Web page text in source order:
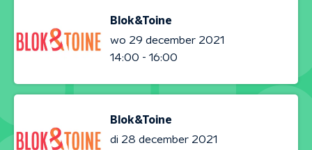
Blok&Toine
wo 29 december 2021
14:00 - 16:00
Blok&Toine
di 28 december 2021